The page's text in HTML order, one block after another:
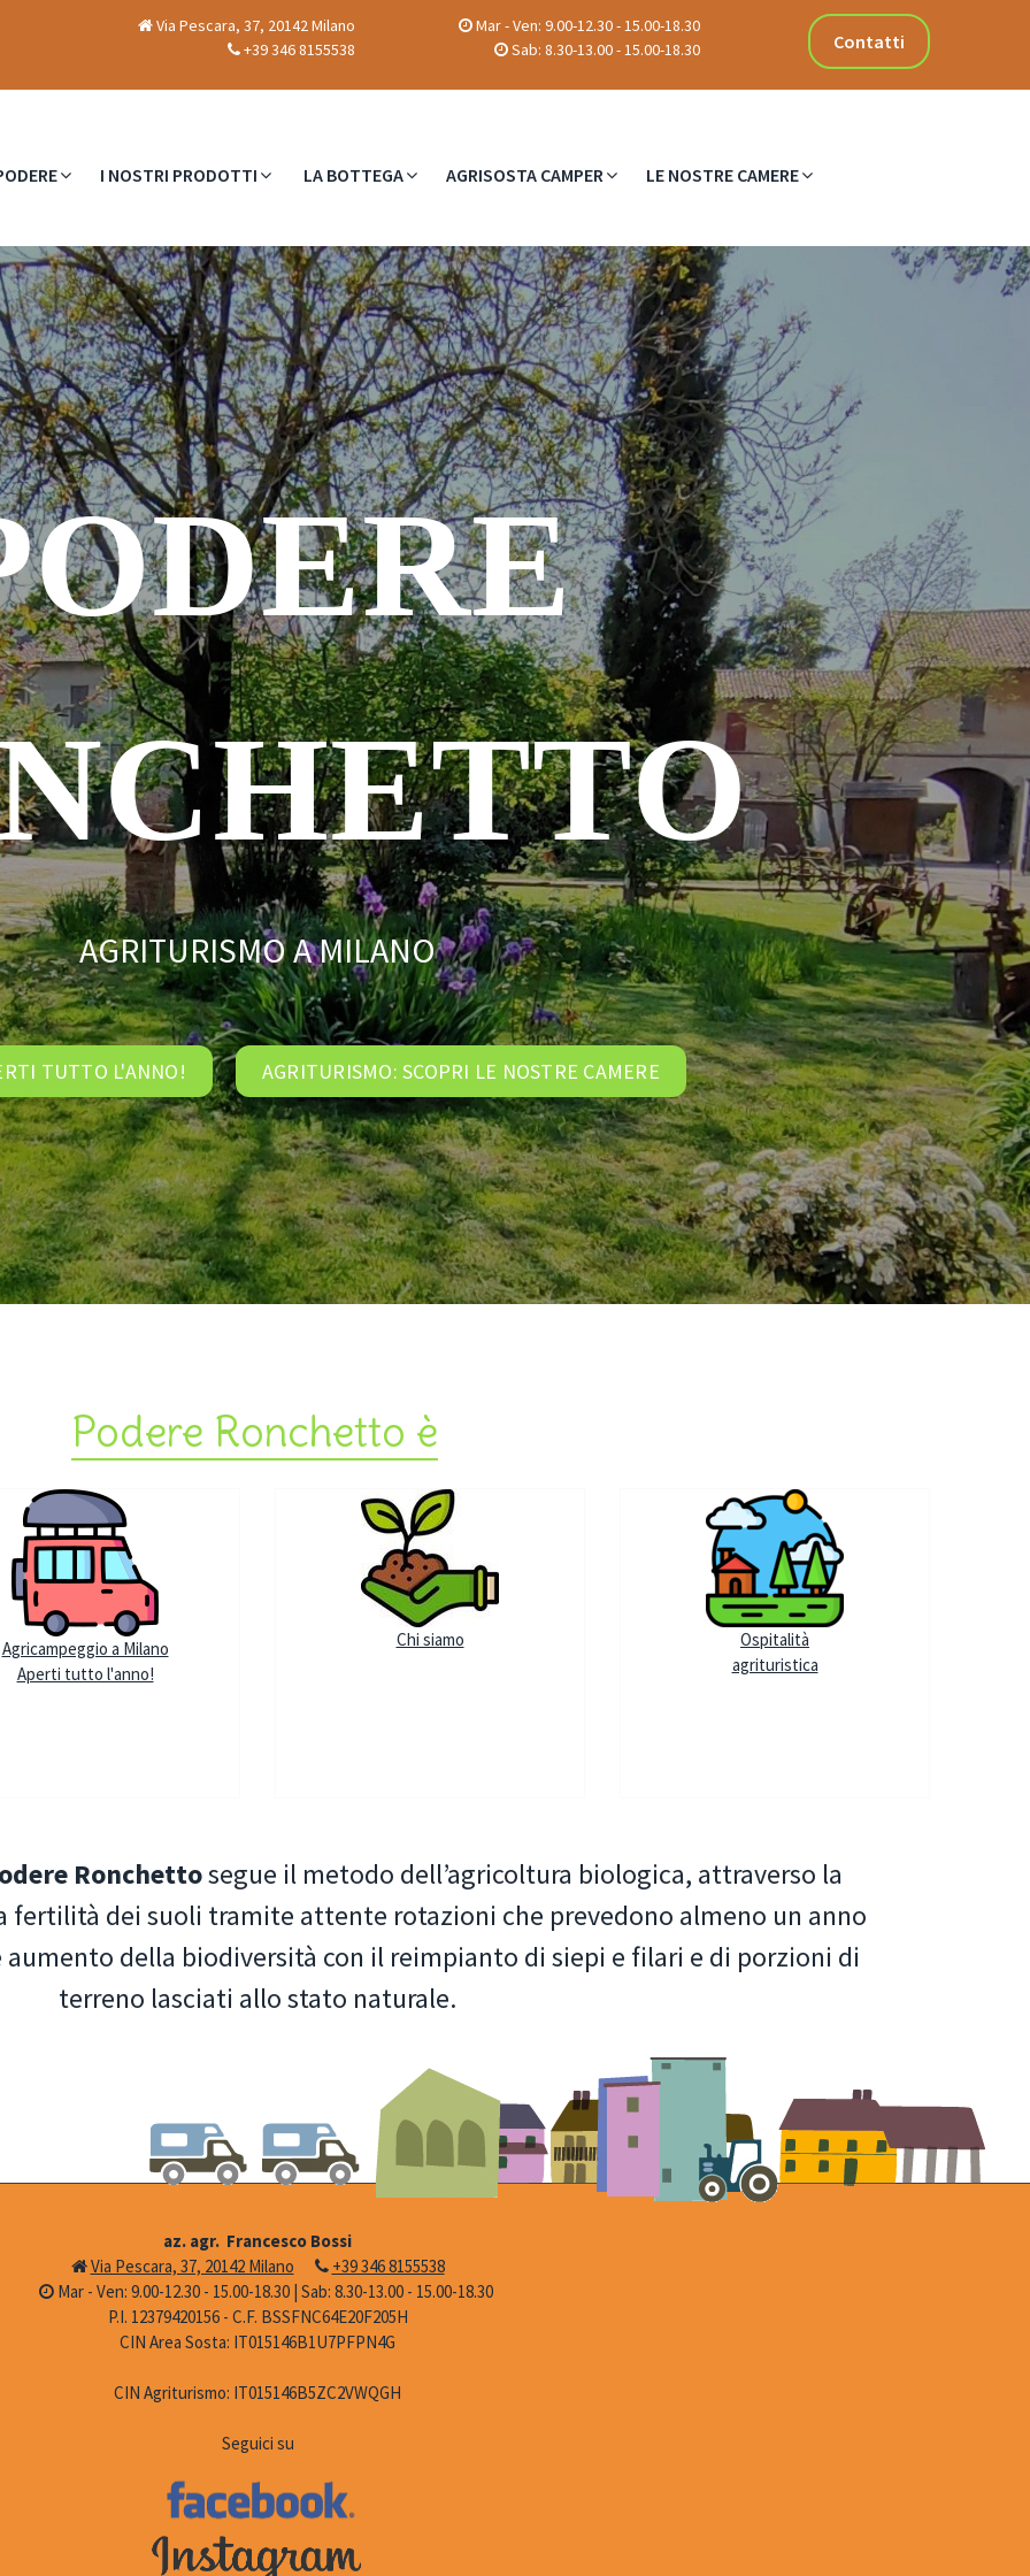
Via Pescara, 37, 20142 Milano
+39 346 8155538
Mar - Ven: 9.00-12.30 - 15.00-18.30
Sab: 8.30-13.00 - 15.00-18.30
Contatti
I NOSTRI PRODOTTI LA BOTTEGA AGRISOSTA CAMPER LE NOSTRE CAMERE
AGRITURISMO A MILANO
TUTTO L'ANNO! AGRITURISMO: SCOPRI LE NOSTRE CAMERE
Podere Ronchetto è
Agricampeggio a Milano
Aperti tutto l'anno!
Chi siamo
Ospitalità
agrituristica
Ronchettosegue il metodo dell’agricoltura biologica, attraverso la
fertilità dei suoli tramite attente rotazioni che prevedono almeno un anno
della biodiversità con il reimpianto di siepi e filari e di porzioni di
terreno lasciati allo stato naturale.
az. agr. Francesco Bossi
Via Pescara, 37, 20142 Milano
+39 346 8155538
Mar - Ven: 9.00-12.30 - 15.00-18.30 | Sab: 8.30-13.00 - 15.00-18.30
P.I. 12379420156 - C.F. BSSFNC64E20F205H
CIN Area Sosta: IT015146B1U7PFPN4G
CIN Agriturismo: IT015146B5ZC2VWQGH
Seguici su